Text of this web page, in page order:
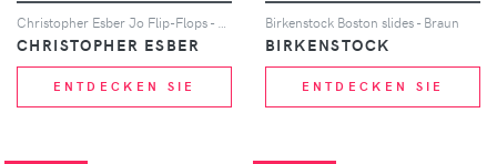
CHRISTOPHER ESBER
ENTDECKEN SIE
Birkenstock Boston slides - Braun
BIRKENSTOCK
ENTDECKEN SIE